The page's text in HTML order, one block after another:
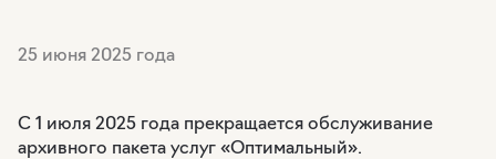
25 июня 2025 года
С 1 июля 2025 года прекращается обслуживание
архивного пакета услуг «Оптимальный».